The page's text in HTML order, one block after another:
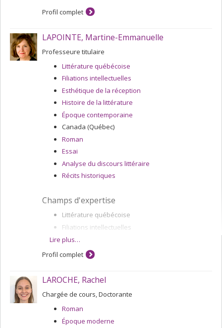
Profil complet
LAPOINTE, Martine-Emmanuelle
Professeure titulaire
Littérature québécoise
Filiations intellectuelles
Esthétique de la réception
Histoire de la littérature
Époque contemporaine
Canada (Québec)
Roman
Essai
Analyse du discours littéraire
Récits historiques
Champs d'expertise
Littérature québécoise
Filiations intellectuelles
Réception critique
Histoire de la littérature
Lire plus…
Profil complet
LAROCHE, Rachel
Chargée de cours, Doctorante
Roman
Époque moderne